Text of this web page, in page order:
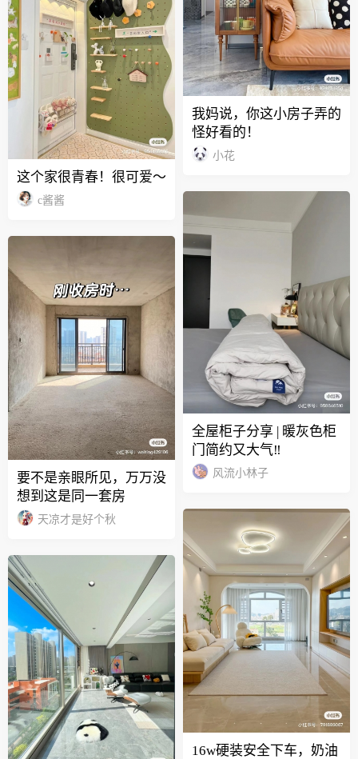
这个家很青春！很可爱～
c酱酱
要不是亲眼所见，万万没
想到这是同一套房
天凉才是好个秋
我妈说，你这小房子弄的
怪好看的！
小花
全屋柜子分享 | 暖灰色柜
门简约又大气‼️
风流小林子
16w硬装安全下车，奶油